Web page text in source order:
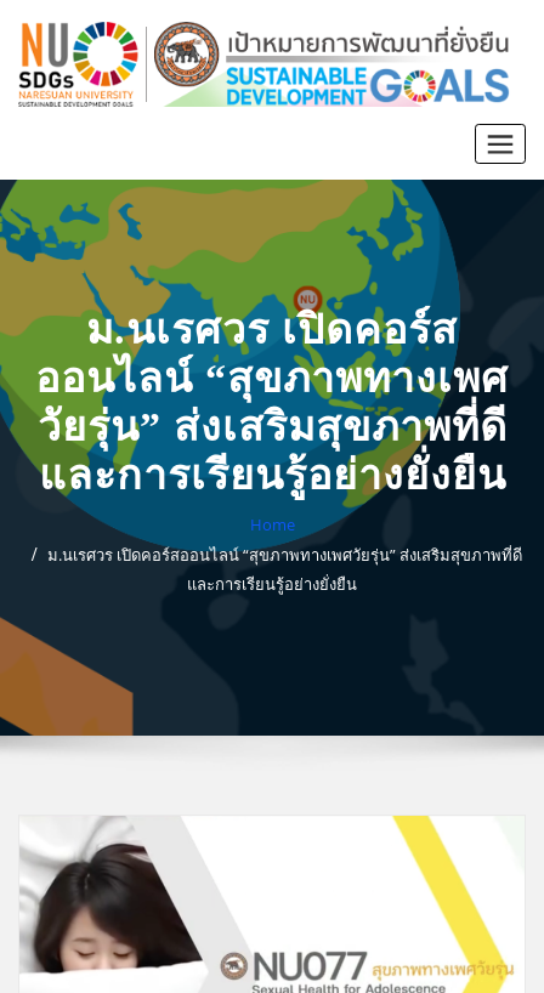
ม.นเรศวร เปิดคอร์ส
ออนไลน์ “สุขภาพทางเพศ
วัยรุ่น” ส่งเสริมสุขภาพที่ดี
และการเรียนรู้อย่างยั่งยืน
Home
ม.นเรศวร เปิดคอร์สออนไลน์ “สุขภาพทางเพศวัยรุ่น” ส่งเสริมสุขภาพที่ดี
และการเรียนรู้อย่างยั่งยืน